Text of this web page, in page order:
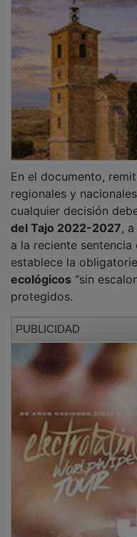
regionales y
cualquier decisión
del Tajo 2022-2027,
a la reciente
establece la
ecológicos“sin
protegidos.